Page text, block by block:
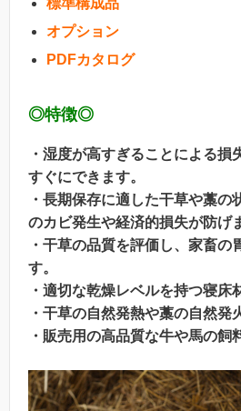
オプション
PDFカタログ
◎特徴◎
・湿度が高すぎることによる損
すぐにできます。
・長期保存に適した干草や藁の
のカビ発生や経済的損失が防げ
・干草の品質を評価し、家畜の
す。
・適切な乾燥レベルを持つ寝床
・干草の自然発熱や藁の自然発
・販売用の高品質な牛や馬の飼